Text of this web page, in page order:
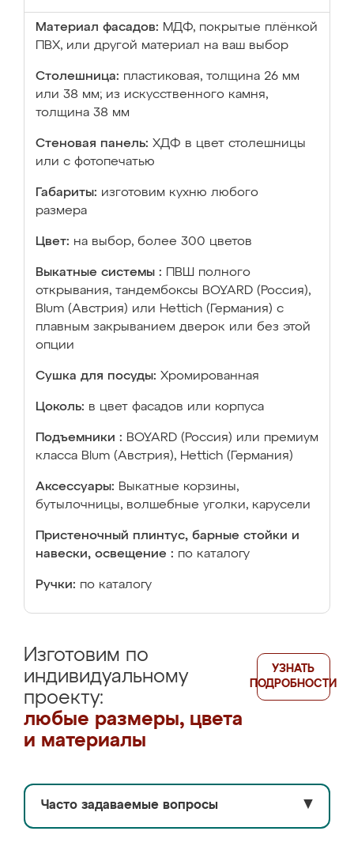
Материал фасадов: МДФ, покрытые плёнкой
ПВХ, или другой материал на ваш выбор
Столешница: пластиковая, толщина 26 мм
или 38 мм; из искусственного камня,
толщина 38 мм
Стеновая панель: ХДФ в цвет столешницы
или с фотопечатью
Габариты: изготовим кухню любого
размера
Цвет: на выбор, более 300 цветов
Выкатные системы :
ПВШ полного
открывания, тандембоксы BOYARD (Россия),
Blum (Австрия) или Hettich (Германия) с
плавным закрыванием дверок или без этой
опции
Сушка для посуды: Хромированная
Цоколь: в цвет фасадов или корпуса
Подъемники : BOYARD (Россия) или премиум
класса Blum (Австрия), Hettich (Германия)
Аксессуары: Выкатные корзины,
бутылочницы, волшебные уголки, карусели
Пристеночный плинтус, барные стойки и
навески, освещение : по каталогу
Ручки: по каталогу
Изготовим по
индивидуальному
проекту:
любые размеры, цвета
и материалы
УЗНАТЬ
ПОДРОБНОСТИ
Часто задаваемые вопросы ▼